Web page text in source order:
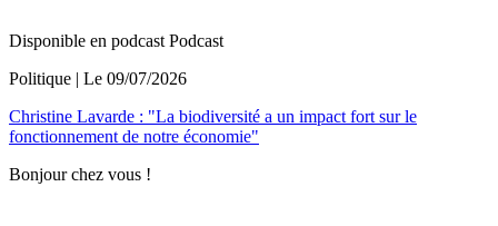
Disponible en podcast Podcast
Politique | Le 09/07/2026
Christine Lavarde : "La biodiversité a un impact fort sur le
fonctionnement de notre économie"
Bonjour chez vous !